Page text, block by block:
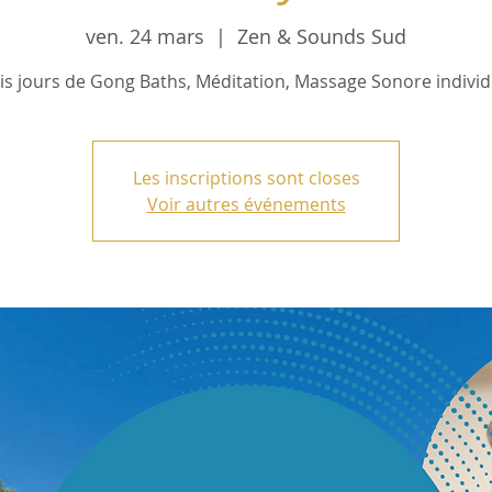
ven. 24 mars
  |
Zen & Sounds Sud
jours de Gong Baths, Méditation, Massage Sonore
Les inscriptions sont closes
Voir autres événements